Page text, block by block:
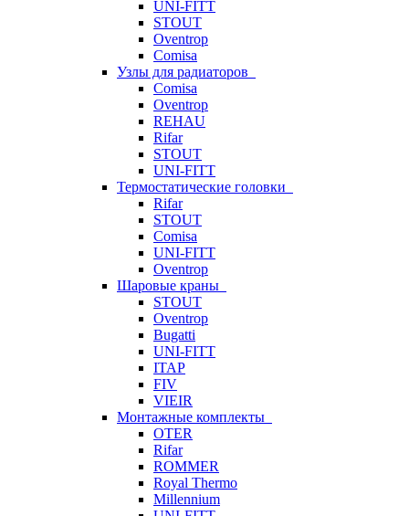
UNI-FITT
STOUT
Oventrop
Comisa
Узлы для радиаторов
Comisa
Oventrop
REHAU
Rifar
STOUT
UNI-FITT
Термостатические головки
Rifar
STOUT
Comisa
UNI-FITT
Oventrop
Шаровые краны
STOUT
Oventrop
Bugatti
UNI-FITT
ITAP
FIV
VIEIR
Монтажные комплекты
OTER
Rifar
ROMMER
Royal Thermo
Millennium